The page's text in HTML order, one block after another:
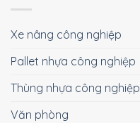
Xe nâng công nghiệp
Pallet nhựa công nghiệp
Thùng nhựa công nghiệp
Văn phòng